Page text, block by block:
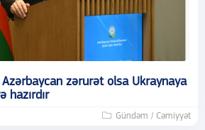
zərurət olsa Ukraynaya
hazırdır
Gündəm / Cəmiyyət